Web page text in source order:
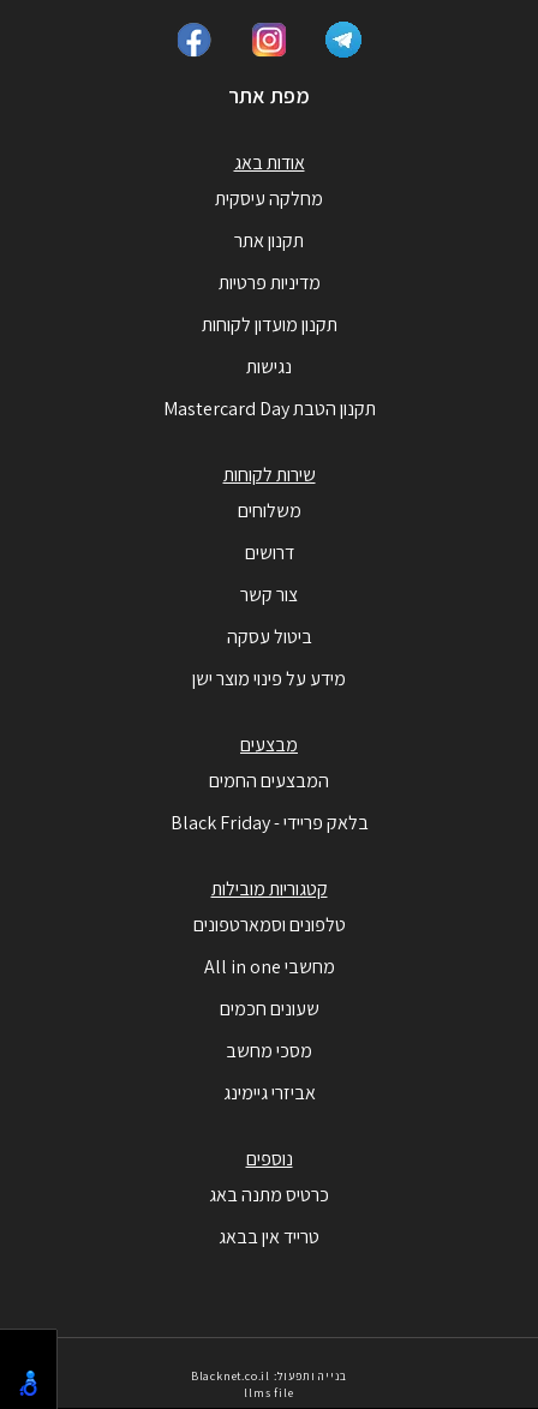
מפת אתר
אודות באג
מחלקה עיסקית
תקנון אתר
מדיניות פרטיות
תקנון מועדון לקוחות
נגישות
תקנון הטבת Mastercard Day
שירות לקוחות
משלוחים
דרושים
צור קשר
ביטול עסקה
מידע על פינוי מוצר ישן
מבצעים
המבצעים החמים
בלאק פריידי - Black Friday
קטגוריות מובילות
טלפונים וסמארטפונים
מחשבי All in one
שעונים חכמים
מסכי מחשב
אביזרי גיימינג
נוספים
כרטיס מתנה באג
טרייד אין בבאג
בנייה ותפעול: Blacknet.co.il
llms file